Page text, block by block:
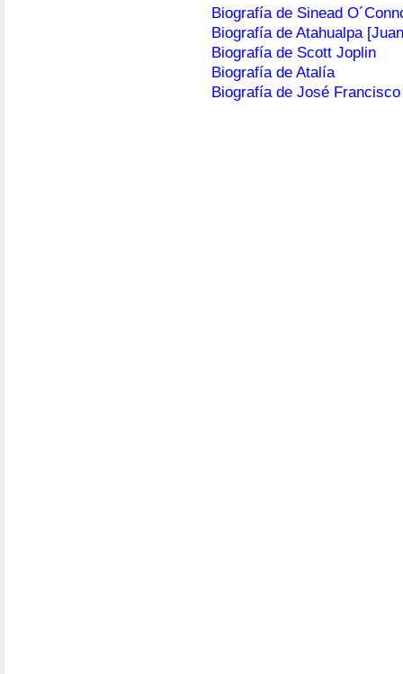
Biografía de Sinead
Biografía de Atahualpa
Biografía de Scott Joplin
Biografía de Atalía
Biografía de José